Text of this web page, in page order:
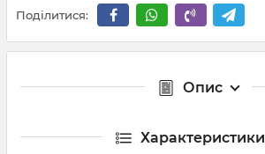
Поділитися:
Опис
Характеристики